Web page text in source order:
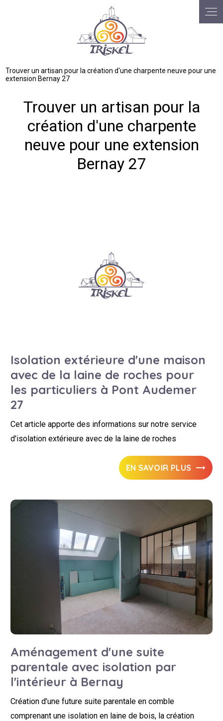
Trouver un artisan pour la création d'une charpente neuve pour une
extension Bernay 27
Trouver un artisan pour la
création d'une charpente
neuve pour une extension
Bernay 27
Isolation extérieure d'une maison
avec de la laine de roches pour
les particuliers à Pont Audemer
27
Cet article apporte des informations sur notre service
d'isolation extérieure avec de la laine de roches
EN SAVOIR PLUS
Aménagement d'une suite
parentale avec isolation par
l'intérieur à Bernay
Création d’une future suite parentale en comble
comprenant une isolation en laine de bois, la création
Panneau de gestion des cookies